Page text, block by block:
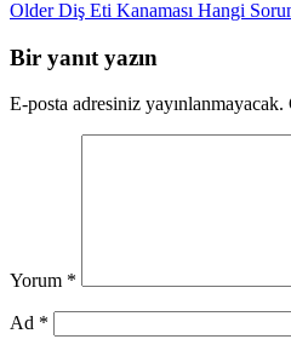
Older Diş Eti Kanaması Hangi
Bir yanıt yazın
E-posta adresiniz yayınlanmayacak.
Yorum *
Ad *